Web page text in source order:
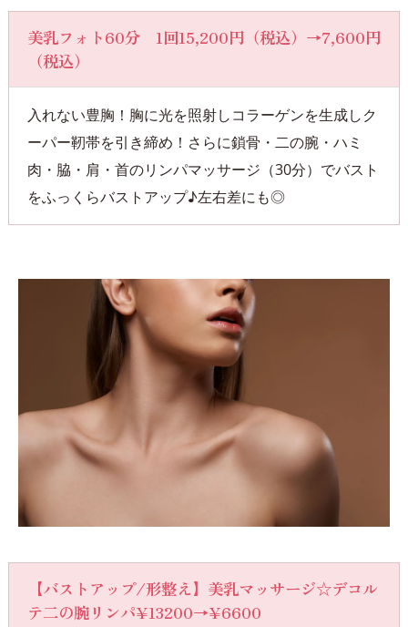
美乳フォト60分 1回15,200円（税込）→7,600円
（税込）
入れない豊胸！胸に光を照射しコラーゲンを生成しク
ーパー靭帯を引き締め！さらに鎖骨・二の腕・ハミ
肉・脇・肩・首のリンパマッサージ（30分）でバスト
をふっくらバストアップ♪左右差にも◎
【バストアップ/形整え】美乳マッサージ☆デコル
テ二の腕リンパ¥13200→¥6600